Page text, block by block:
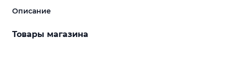
Описание
Товары магазина